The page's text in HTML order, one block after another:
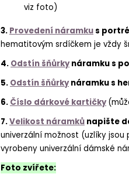
viz foto)
3. Provedení náramkus
hematitovým srdíčkem je vždy
4. Odstín šňůrkynáramku s
5. Odstín šňůrkynáramku s
6. Číslo dárkové kartičky
7.Velikost náramků napište
univerzální možnost (uzlíky
vyrobeny univerzální dámské
Foto zvířete: